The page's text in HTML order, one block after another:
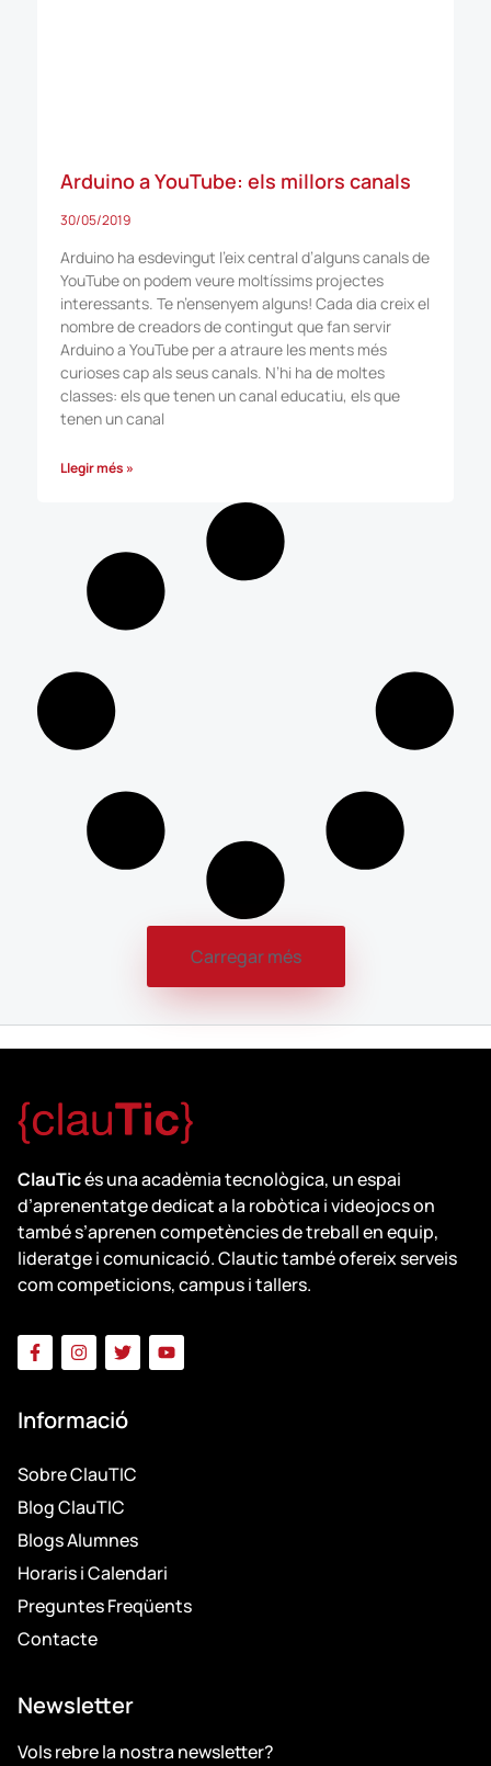
Arduino a YouTube: els millors canals
30/05/2019
Arduino ha esdevingut l’eix central d’alguns canals de
YouTube on podem veure moltíssims projectes
interessants. Te n’ensenyem alguns! Cada dia creix el
nombre de creadors de contingut que fan servir
Arduino a YouTube per a atraure les ments més
curioses cap als seus canals. N’hi ha de moltes
classes: els que tenen un canal educatiu, els que
tenen un canal
Llegir més »
Carregar més
ClauTicés una acadèmia tecnològica, un espai
d’aprenentatge dedicat a la robòtica i videojocs on
també s’aprenen competències de treball en equip,
lideratge i comunicació. Clautic també ofereix serveis
com competicions, campus i tallers.
Informació
Sobre ClauTIC
Blog ClauTIC
Blogs Alumnes
Horaris i Calendari
Preguntes Freqüents
Contacte
Newsletter
Vols rebre la nostra newsletter?